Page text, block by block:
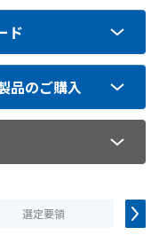
ド
品のご購入
選定要領